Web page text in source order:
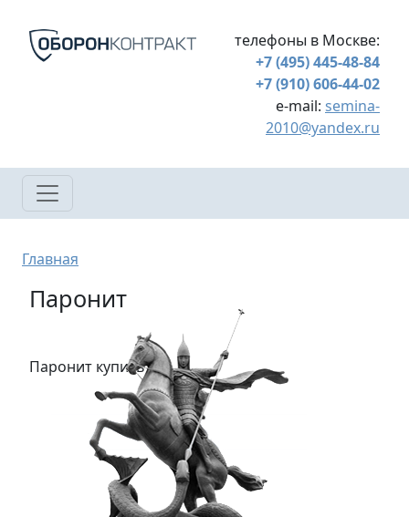
телефоны в Москве:
+7 (495) 445-48-84
+7 (910) 606-44-02
e-mail: semina-
2010@yandex.ru
Строка навигации
Главная
Паронит
Паронит купить